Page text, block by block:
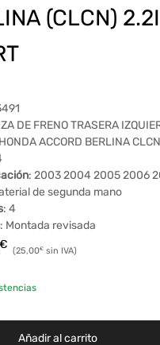
(CLCN)
DE FRENO TRASERA
ACCORD BERLINA
: 2003 2004 2005 2006
de segunda mano
: 4
: Montada revisada
€ 25,00€
Añadir al carrito